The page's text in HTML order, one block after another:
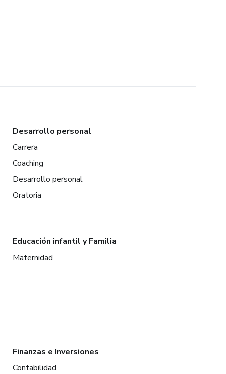
Desarrollo personal
Carrera
Coaching
Desarrollo personal
Oratoria
Educación infantil y Familia
Maternidad
Finanzas e Inversiones
Contabilidad